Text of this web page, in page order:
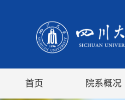
首页 院系概况